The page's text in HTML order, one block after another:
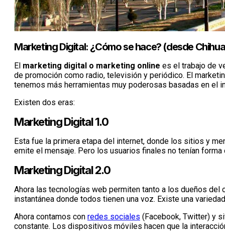
Marketing Digital: ¿Cómo se hace? (desde
El marketing digital o marketing online es el trabajo de
de promoción como radio, televisión y periódico. El
tenemos más herramientas muy poderosas basadas en el
Existen dos eras:
Marketing Digital 1.0
Esta fue la primera etapa del internet, donde los sitios y
emite el mensaje. Pero los usuarios finales no tenían
Marketing Digital 2.0
Ahora las tecnologías web permiten tanto a los dueños
instantánea donde todos tienen una voz. Existe una
Ahora contamos con redes sociales (Facebook, Twitter) y
constante. Los dispositivos móviles hacen que la